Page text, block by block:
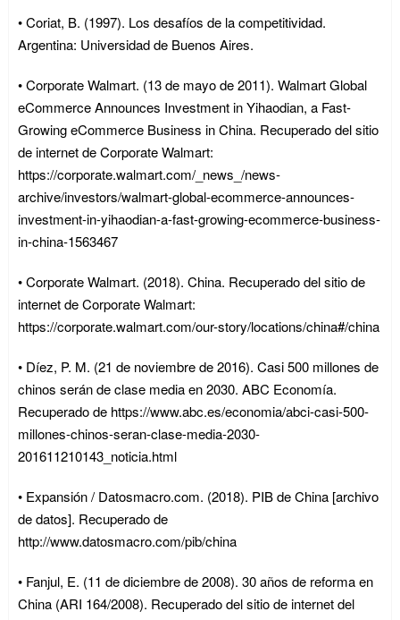
• Coriat, B. (1997). Los desafíos de la competitividad.
Argentina: Universidad de Buenos Aires.
• Corporate Walmart. (13 de mayo de 2011). Walmart Global
eCommerce Announces Investment in Yihaodian, a Fast-
Growing eCommerce Business in China. Recuperado del sitio
de internet de Corporate Walmart:
https://corporate.walmart.com/_news_/news-
archive/investors/walmart-global-ecommerce-announces-
investment-in-yihaodian-a-fast-growing-ecommerce-business-
in-china-1563467
• Corporate Walmart. (2018). China. Recuperado del sitio de
internet de Corporate Walmart:
https://corporate.walmart.com/our-story/locations/china#/china
• Díez, P. M. (21 de noviembre de 2016). Casi 500 millones de
chinos serán de clase media en 2030. ABC Economía.
Recuperado de https://www.abc.es/economia/abci-casi-500-
millones-chinos-seran-clase-media-2030-
201611210143_noticia.html
• Expansión / Datosmacro.com. (2018). PIB de China [archivo
de datos]. Recuperado de
http://www.datosmacro.com/pib/china
• Fanjul, E. (11 de diciembre de 2008). 30 años de reforma en
China (ARI 164/2008). Recuperado del sitio de internet del